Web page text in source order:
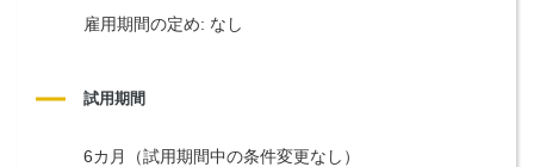
雇用期間の定め: なし
試用期間
6カ月（試用期間中の条件変更なし）